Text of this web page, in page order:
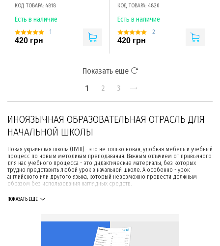
КОД ТОВАРА: 4818
Есть в наличие
1
420 грн
КОД ТОВАРА: 4820
Есть в наличие
2
420 грн
1 2 3
Показать еще
ИНОЯЗЫЧНАЯ ОБРАЗОВАТЕЛЬНАЯ ОТРАСЛЬ ДЛЯ
НАЧАЛЬНОЙ ШКОЛЫ
Новая украинская школа (НУШ) - это не только новая, удобная мебель и учебный
процесс по новым методикам преподавания. Важным отличием от привычного
для нас учебного процесса - это дидактические материалы, без которых
трудно представить любой урок в начальной школе. А особенно - урок
английского или другого языка, который невозможно провести должным
образом без использования наглядных средств.
КАКИЕ УЧЕБНЫЕ СРЕДСТВА НУЖНЫ ДЛЯ
В нашем интернет-магазине можно купить учебные товары и технику для
любой образовательной отрасли НУШ, в том числе - и иноязычной. Это те
ПОКАЗАТЬ ЕЩЕ